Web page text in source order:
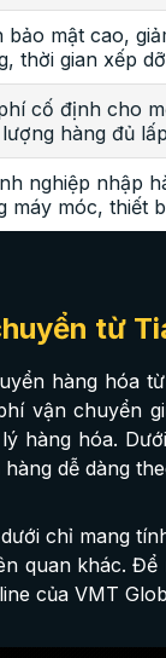
bảo mật cao,
thời gian xếp
cố định cho
hàng đủ
nghiệp nhập
máy móc, thiết
từ
hàng hóa
vận chuyển
hàng hóa.
dễ dàng
chỉ mang
quan khác.
của VMT